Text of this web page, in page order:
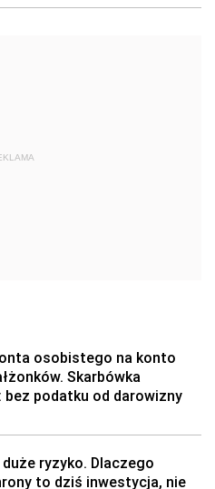
osobistego na konto
Skarbówka
bez podatku od darowizny
duże ryzyko. Dlaczego
to dziś inwestycja, nie